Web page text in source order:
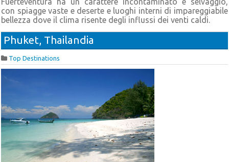
con spiagge vaste e deserte e luoghi interni di impareggiabile
bellezza dove il clima risente degli influssi dei venti caldi.
Phuket, Thailandia
Top Destinations